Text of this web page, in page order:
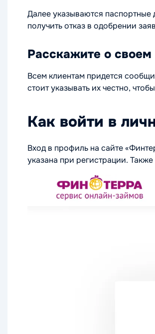
Далее указываются
получить отказ в одобрении
Расскажите о
Всем клиентам придется
стоит указывать их честно,
Как войти в
Вход в профиль на сайте
указана при регистрации.